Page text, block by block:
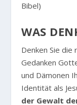
Bibel)
WAS
Denken Sie die
Gedanken
und Dämonen
Identität als
der Gewalt